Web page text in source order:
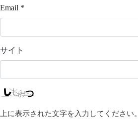
Email *
サイト
上に表示された文字を入力してください。